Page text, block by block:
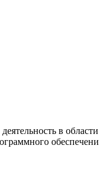
в